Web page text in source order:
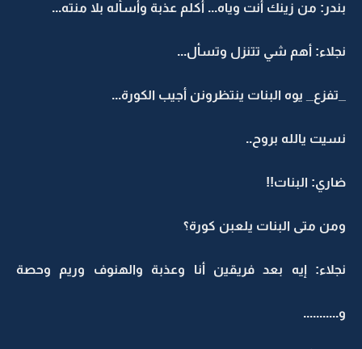
بندر: من زينك أنت وياه... أكلم عذبة وأسأله بلا منته...
نجلاء: أهم شي تتنزل وتسأل...
_تفزع_ يوه البنات ينتظرونن أجيب الكورة...
نسيت يالله بروح..
ضاري: البنات!!
ومن متى البنات يلعبن كورة؟
نجلاء: إيه بعد فريقين أنا وعذبة والهنوف وريم وحصة
و...........